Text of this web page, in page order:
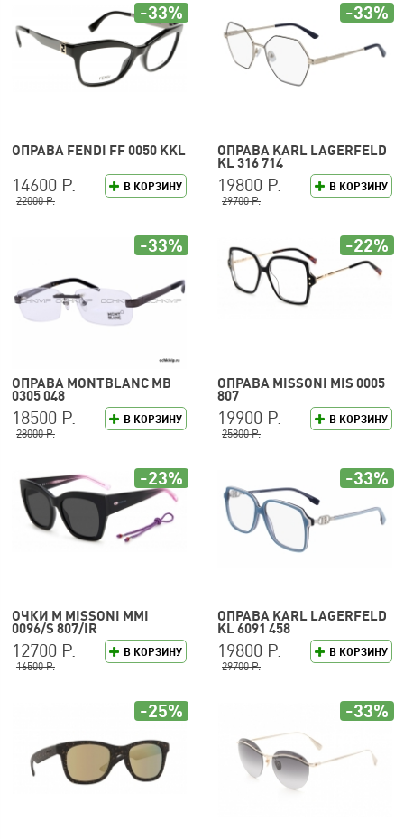
ОПРАВА FENDI FF 0050 KKL
В КОРЗИНУ
14600 Р.
22000 Р.
-33%
ОПРАВА KARL LAGERFELD
KL 316 714
В КОРЗИНУ
19800 Р.
29700 Р.
-33%
ОПРАВА MONTBLANC MB
0305 048
В КОРЗИНУ
18500 Р.
28000 Р.
-33%
ОПРАВА MISSONI MIS 0005
807
В КОРЗИНУ
19900 Р.
25800 Р.
-22%
ОЧКИ M MISSONI MMI
0096/S 807/IR
В КОРЗИНУ
12700 Р.
16500 Р.
-23%
ОПРАВА KARL LAGERFELD
KL 6091 458
В КОРЗИНУ
19800 Р.
29700 Р.
-33%
-25% -33%